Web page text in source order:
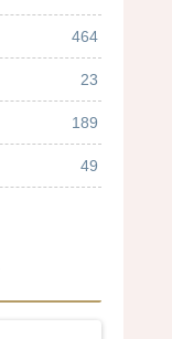
464
23
189
49